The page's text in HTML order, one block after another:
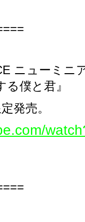
ニューミニ
僕と君』
発売。